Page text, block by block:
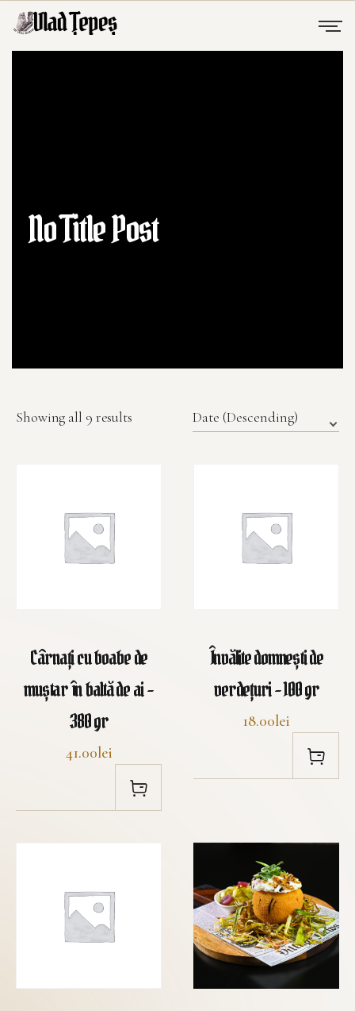
No Title Post
Showing all 9 results
Cârnați cu boabe de
muștar în baltă de ai -
380 gr
41.00lei
Învălite domnești de
verdețuri - 100 gr
18.00lei